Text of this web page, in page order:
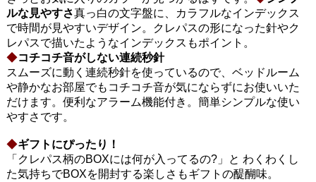
ルな見やすさ真っ白の文字盤に、カラフルなインデックス
で時間が見やすいデザイン。クレパスの形になった針やク
レパスで描いたようなインデックスもポイント。
◆コチコチ音がしない連続秒針
スムーズに動く連続秒針を使っているので、ベッドルーム
や静かなお部屋でもコチコチ音が気にならずにお使いいた
だけます。便利なアラーム機能付き。簡単シンプルな使い
やすさです。
◆ギフトにぴったり！
「クレパス柄のBOXには何が入ってるの?」と わくわくし
た気持ちでBOXを開封する楽しさもギフトの醍醐味。